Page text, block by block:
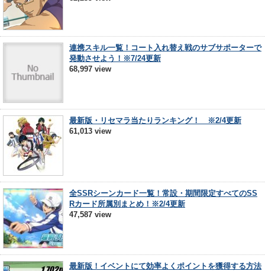
連携スキル一覧！コート入れ替え戦のサブサポーターで
発動させよう！※7/24更新
68,997 view
最新版・リセマラ当たりランキング！ ※2/4更新
61,013 view
全SSRシーンカード一覧！常設・期間限定すべてのSS
Rカード所属別まとめ！※2/4更新
47,587 view
最新版！イベントにて効率よくポイントを獲得する方法